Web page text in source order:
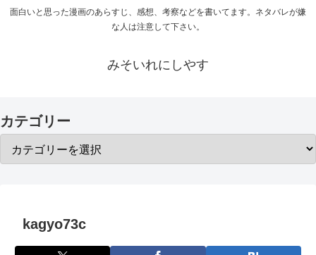
面白いと思った漫画のあらすじ、感想、考察などを書いてます。ネタバレが嫌
な人は注意して下さい。
みそいれにしやす
カテゴリー
kagyo73c